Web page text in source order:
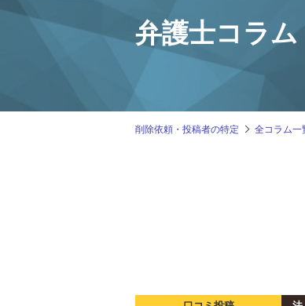
弁護士コラム
削除依頼・投稿者の特定 全コラム一